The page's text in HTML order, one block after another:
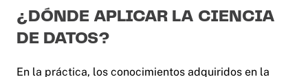
¿DÓNDE APLICAR LA CIENCIA
DE DATOS?
En la práctica, los conocimientos adquiridos en la